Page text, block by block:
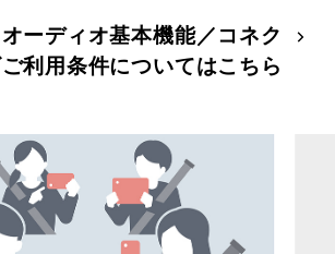
ーディオ基本機能／コネク
利用条件についてはこちら